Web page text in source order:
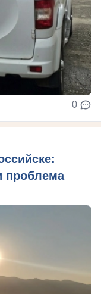
0
проблема